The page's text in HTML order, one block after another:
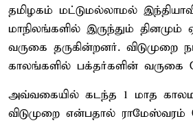
தமிழகம் மட்டுமல்லாமல்
மாநிலங்களில் இருந்தும்
வருகை தருகின்றனர். விடுமுறை
காலங்களில் பக்தர்களின் வருகை
அவ்வகையில் கடந்த 1 மாத
விடுமுறை என்பதால்